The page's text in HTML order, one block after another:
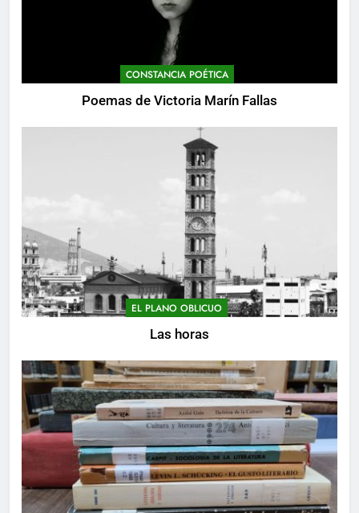
CONSTANCIA POÉTICA
Poemas de Victoria Marín Fallas
EL PLANO OBLICUO
Las horas